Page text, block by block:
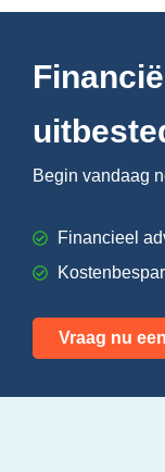
Begin vandaag
Financieel
Vraag nu